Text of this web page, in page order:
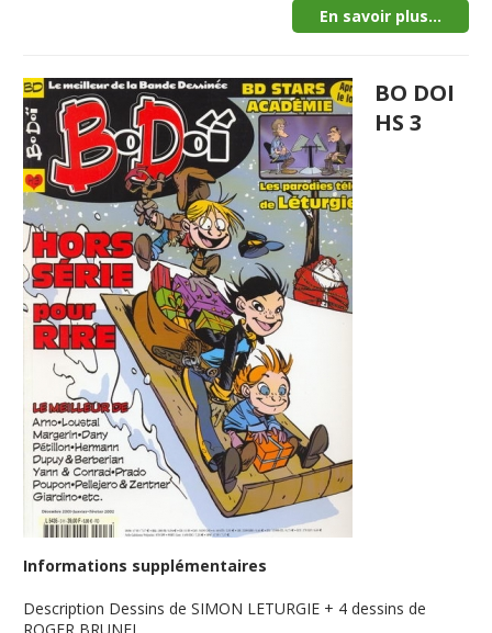
En savoir plus...
BO DOI
HS 3
Informations supplémentaires
Description Dessins de SIMON LETURGIE + 4 dessins de